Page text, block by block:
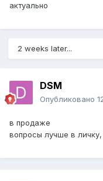
актуально
2 weeks later...
DSM
Опубликовано
в продаже
вопросы лучше в